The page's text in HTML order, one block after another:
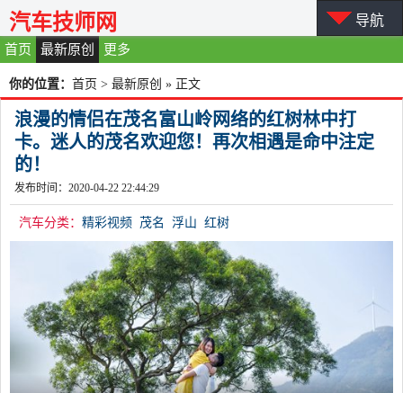
首页 最新原创 更多
汽车技师网 导航
你的位置： 首页 > 最新原创 » 正文
浪漫的情侣在茂名富山岭网络的红树林中打
卡。迷人的茂名欢迎您！再次相遇是命中注定
的！
发布时间：2020-04-22 22:44:29
汽车分类： 精彩视频 茂名 浮山 红树